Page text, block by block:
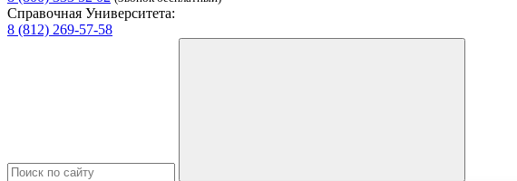
Справочная Университета:
8 (812) 269-57-58